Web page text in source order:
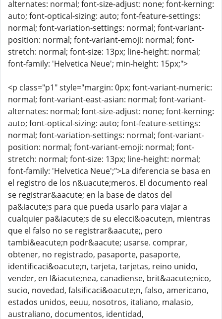
alternates: normal; font-size-adjust: none; font-kerning:
auto; font-optical-sizing: auto; font-feature-settings:
normal; font-variation-settings: normal; font-variant-
position: normal; font-variant-emoji: normal; font-
stretch: normal; font-size: 13px; line-height: normal;
font-family: 'Helvetica Neue'; min-height: 15px;">
<p class="p1" style="margin: 0px; font-variant-numeric:
normal; font-variant-east-asian: normal; font-variant-
alternates: normal; font-size-adjust: none; font-kerning:
auto; font-optical-sizing: auto; font-feature-settings:
normal; font-variation-settings: normal; font-variant-
position: normal; font-variant-emoji: normal; font-
stretch: normal; font-size: 13px; line-height: normal;
font-family: 'Helvetica Neue';">La diferencia se basa en
el registro de los n&uacute;meros. El documento real
se registrar&aacute; en la base de datos del
pa&iacute;s para que pueda usarlo para viajar a
cualquier pa&iacute;s de su elecci&oacute;n, mientras
que el falso no se registrar&aacute;, pero
tambi&eacute;n podr&aacute; usarse. comprar,
obtener, no registrado, pasaporte, pasaporte,
identificaci&oacute;n, tarjeta, tarjetas, reino unido,
vender, en l&iacute;nea, canadiense, brit&aacute;nico,
sucio, novedad, falsificaci&oacute;n, falso, americano,
estados unidos, eeuu, nosotros, italiano, malasio,
australiano, documentos, identidad,